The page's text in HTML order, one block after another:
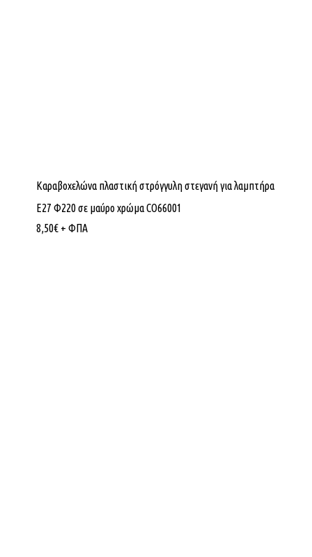
Καραβοχελώνα πλαστική στρόγγυλη στεγανή για λαμπτήρα
Ε27 Φ220 σε μαύρο χρώμα CO66001
8,50€ + ΦΠΑ